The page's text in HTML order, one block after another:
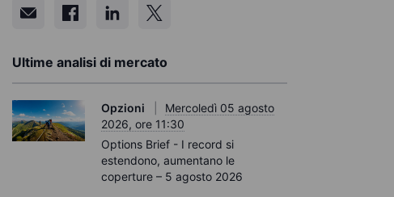
Ultime analisi di mercato
Opzioni
Mercoledì 05 agosto
2026, ore 11:30
Options Brief - I record si
estendono, aumentano le
coperture – 5 agosto 2026